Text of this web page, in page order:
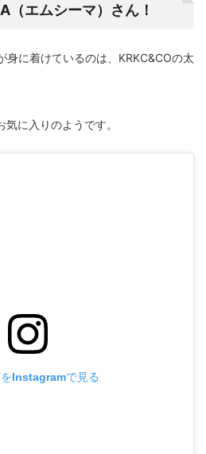
（エムシーマ）さん！
身に着けているのは、KRKC&COの太
に入りのようです。
Instagramで見る